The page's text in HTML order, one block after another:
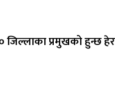
जिल्लाका प्रमुखको हुन्छ